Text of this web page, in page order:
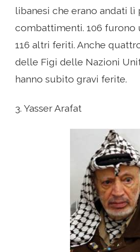
libanesi che erano andati lì
combattimenti. 106 furono
116 altri feriti. Anche
delle Figi delle Nazioni
hanno subito gravi ferite.
3. Yasser Arafat